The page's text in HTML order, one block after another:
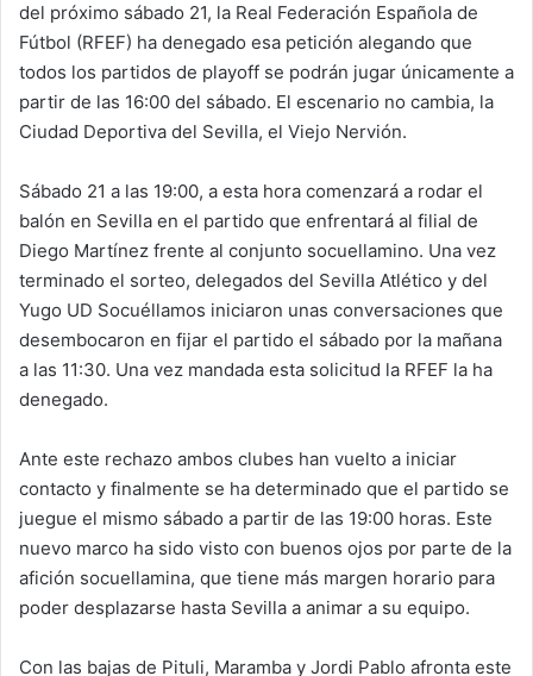
del próximo sábado 21, la Real Federación Española de
Fútbol (RFEF) ha denegado esa petición alegando que
todos los partidos de playoff se podrán jugar únicamente a
partir de las 16:00 del sábado. El escenario no cambia, la
Ciudad Deportiva del Sevilla, el Viejo Nervión.
Sábado 21 a las 19:00, a esta hora comenzará a rodar el
balón en Sevilla en el partido que enfrentará al filial de
Diego Martínez frente al conjunto socuellamino. Una vez
terminado el sorteo, delegados del Sevilla Atlético y del
Yugo UD Socuéllamos iniciaron unas conversaciones que
desembocaron en fijar el partido el sábado por la mañana
a las 11:30. Una vez mandada esta solicitud la RFEF la ha
denegado.
Ante este rechazo ambos clubes han vuelto a iniciar
contacto y finalmente se ha determinado que el partido se
juegue el mismo sábado a partir de las 19:00 horas. Este
nuevo marco ha sido visto con buenos ojos por parte de la
afición socuellamina, que tiene más margen horario para
poder desplazarse hasta Sevilla a animar a su equipo.
Con las bajas de Pituli, Maramba y Jordi Pablo afronta este